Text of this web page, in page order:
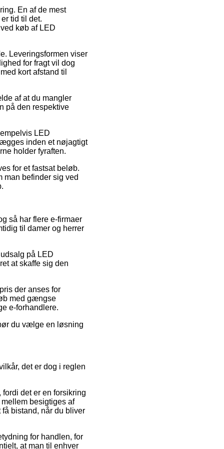
En af de mest
tid til det.
køb af LED
Leveringsformen viser
for fragt vil dog
kort afstand til
af at du mangler
på den respektive
LED
inden et nøjagtigt
holder fyraften.
for et fastsat beløb.
man befinder sig ved
så har flere e-firmaer
til damer og herrer
på LED
at skaffe sig den
der anses for
med gængse
e-forhandlere.
du vælge en løsning
det er dog i reglen
det er en forsikring
besigtiges af
bistand, når du bliver
for handlen, for
at man til enhver